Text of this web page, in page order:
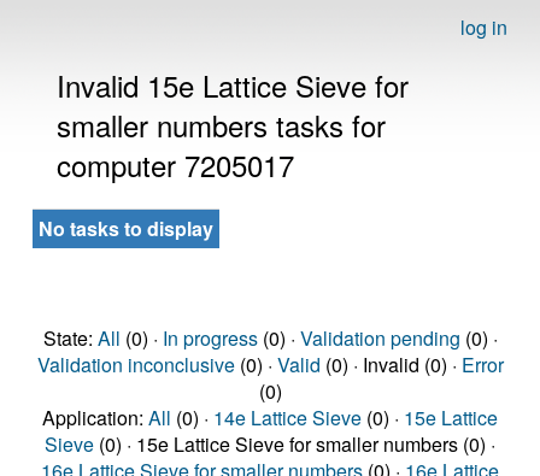
log in
Invalid 15e Lattice Sieve for
smaller numbers tasks for
computer 7205017
No tasks to display
State: All (0) · In progress(0) · Validation pending (0) ·
Validation inconclusive(0) · Valid (0) · Invalid (0) · Error
(0)
Application: All (0) · 14e Lattice Sieve (0) · 15e Lattice
Sieve (0) · 15e Lattice Sieve for smaller numbers (0) ·